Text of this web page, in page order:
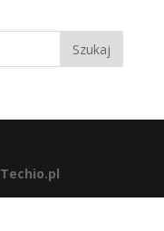
Techio.pl